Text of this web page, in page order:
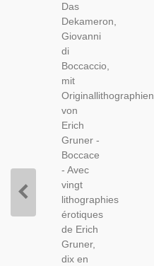
Boccaccio,1925
-
Boccace,
Décaméron,
Littérature
Moyen
Age,
Fables,
Gravures
Erich
Gruner,
Érotisme
Das
Dekameron,
Giovanni
di
Boccaccio,
mit
Originallithographien
von
Erich
Gruner -
Boccace
- Avec
vingt
lithographies
érotiques
de Erich
Gruner,
dix en